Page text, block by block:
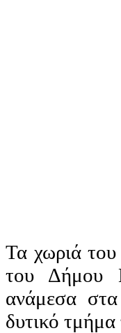
Τα χωριά
του Δήμου
ανάμεσα
δυτικό